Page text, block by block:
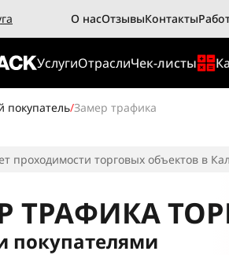
О насОтзывыКонтакты
УслугиОтраслиЧек-листы
покупатель/Замер трафика
проходимости торговых объектов в
ТРАФИКА
покупателями